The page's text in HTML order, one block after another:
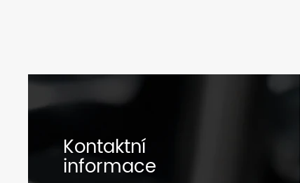
Kontaktní
informace